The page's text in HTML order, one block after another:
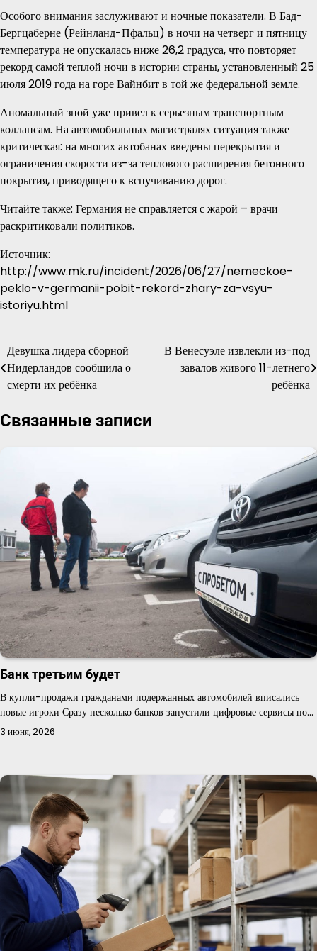
Особого внимания заслуживают и ночные показатели. В Бад-
Бергцаберне (Рейнланд-Пфальц) в ночи на четверг и пятницу
температура не опускалась ниже 26,2 градуса, что повторяет
рекорд самой теплой ночи в истории страны, установленный 25
июля 2019 года на горе Вайнбит в той же федеральной земле.
Аномальный зной уже привел к серьезным транспортным
коллапсам. На автомобильных магистралях ситуация также
критическая: на многих автобанах введены перекрытия и
ограничения скорости из-за теплового расширения бетонного
покрытия, приводящего к вспучиванию дорог.
Читайте также: Германия не справляется с жарой – врачи
раскритиковали политиков.
Источник:
http://www.mk.ru/incident/2026/06/27/nemeckoe-
peklo-v-germanii-pobit-rekord-zhary-za-vsyu-
istoriyu.html
Навигация
по
Девушка лидера сборной
Нидерландов сообщила о
смерти их ребёнка
В Венесуэле извлекли из-под
завалов живого 11-летнего
ребёнка
Связанные записи
Банк третьим будет
В купли-продажи гражданами подержанных автомобилей вписались
новые игроки Сразу несколько банков запустили цифровые сервисы по…
3 июня, 2026